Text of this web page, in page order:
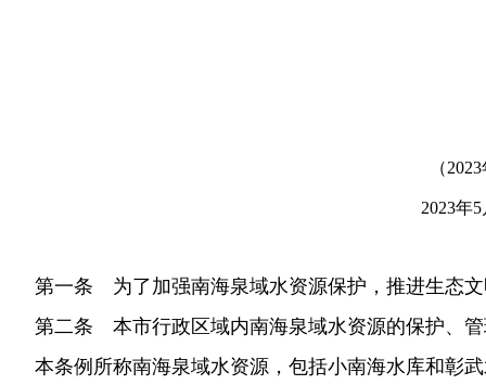
（
2023年
第一条 为了加强南海泉域水资源保护，推进生态
第二条 本市行政区域内南海泉域水资源的保护、
本条例所称南海泉域水资源，包括小南海水库和彰